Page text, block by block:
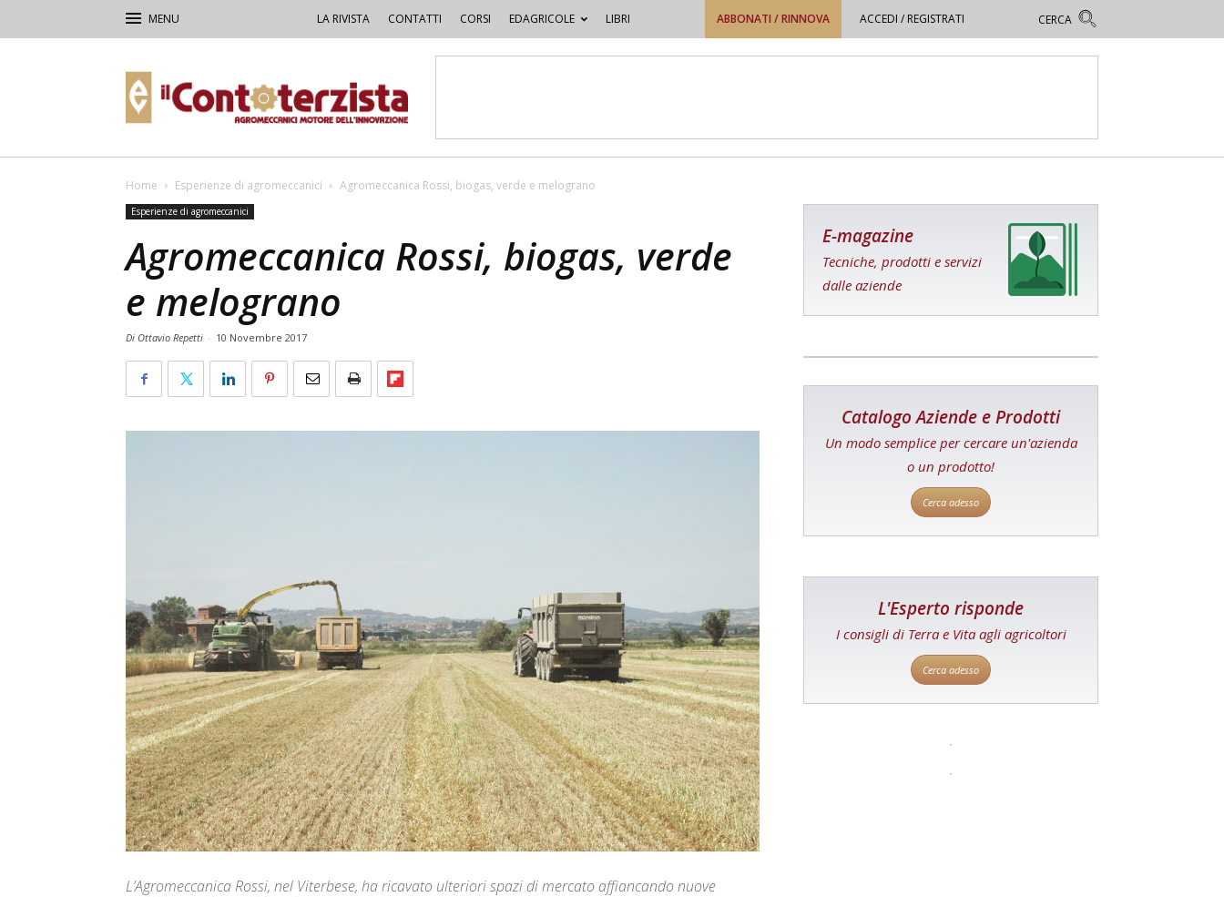
LA RIVISTA CONTATTI CORSI EDAGRICOLE LIBRI ABBONATI / RINNOVA ACCEDI / REGISTRATI
Contoterzista
Home Esperienze di agromeccanici Agromeccanica Rossi, biogas, verde e melograno
Esperienze di agromeccanici
Agromeccanica Rossi, biogas, verde
e melograno
Di Ottavio Repetti - 10 Novembre 2017
L’Agromeccanica Rossi, nel Viterbese, ha ricavato ulteriori spazi di mercato affiancando nuove
E-magazine
Tecniche, prodotti e servizi
dalle aziende
Catalogo Aziende e Prodotti
Un modo semplice per cercare un'azienda
o un prodotto!
Cerca adesso
L'Esperto risponde
I consigli di Terra e Vita agli agricoltori
Cerca adesso